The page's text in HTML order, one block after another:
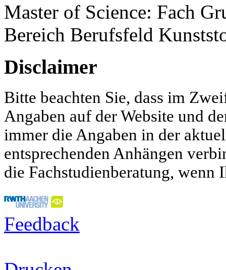
Master of Science: Fach
Bereich Berufsfeld
Disclaimer
Bitte beachten Sie, dass im
Angaben auf der Website und
immer die Angaben in der
entsprechenden Anhängen
die Fachstudienberatung,
Feedback